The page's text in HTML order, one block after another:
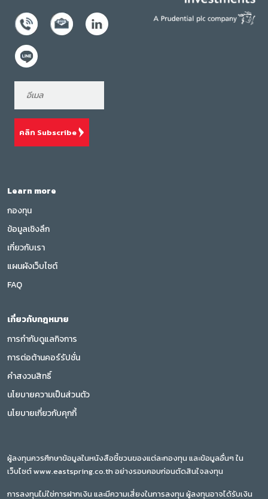
คลิก Subscribe
Learn more
กองทุน
ข้อมูลเชิงลึก
เกี่ยวกับเรา
แผนผังเว็บไซต์
FAQ
เกี่ยวกับกฎหมาย
การกำกับดูแลกิจการ
การต่อต้านคอร์รัปชั่น
คำสงวนสิทธิ์
นโยบายความเป็นส่วนตัว
นโยบายเกี่ยวกับคุกกี้
ผู้ลงทุนควรศึกษาข้อมูลในหนังสือชี้ชวนของแต่ละกองทุน และข้อมูลอื่นๆ ใน
เว็บไซต์ www.eastspring.co.th อย่างรอบคอบก่อนตัดสินใจลงทุน
การลงทุนไม่ใช่การฝากเงิน และมีความเสี่ยงในการลงทุน ผู้ลงทุนอาจได้รับเงิน